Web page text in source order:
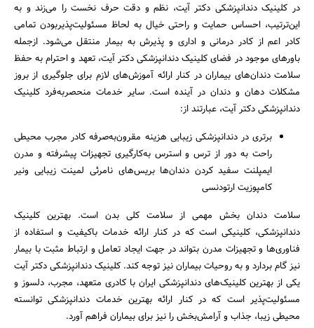
در کلینیک دندانپزشکی دکتر آیت، نظم و دقت حرف نخست را می‌زند و به
این‌ترتیب، احساس حمایت و راحتی خیال به لحاظ مسئولیت‌پذیربودن تمامی
کادر اعم از کادر درمانی و اداری و پذیرش به بیمار منتقل می‌شود. ازجمله
باورهای موجود در فضای کلینیک دندانپزشکی دکتر آیت، تعهد و احترام به حفظ
سلامت دندان‌های بیماران در کنار ارائه آموزش‌های لازم برای جلوگیری از بروز
مشکلات دهان و دندان در آینده است. سایر خدمات منحصربه‌فرد کلینیک
دندانپزشکی دکتر آیت، عبارتند از:
برتری در دندانپزشکی زیبایی هزینه‌ مقرون‌به‌صرفه کادر مجرب محیطی
راحت به دور از ترس و استرس به‌کارگیری تجهیزات پیشرفته و مدرن
ایمپلنت‌ سفید کردن دندان‌ها بریس‌های نامرئی لمینت زیبایی ونیر
کامپوزیت ارتودنسی
سلامت دندان بخش مهمی از سلامت کلی بدن است. بهترین کلینیک
دندانپزشکی، کلینیکی است که در کنار ارائه خدمات باکیفیت و استفاده از
فناوری‌ها و تجهیزات مدرن بتواند در جهت ایجاد تعامل و ارتباط مثبت با بیمار
نیز گام بردارد و به روحیات بیماران نیز توجه کند. کلینیک دندانپزشکی دکتر آیت
یکی از بهترین کلینیک‌های دندانپزشکی ایران با کادری متعهد، مجرب، دلسوز و
مسئولیت‌پذیر است که در کنار ارائه بهترین خدمات دندانپزشکی توانسته
محیطی زیبا، جذاب و آرامش‌بخش را نیز برای بیماران فراهم آورد.